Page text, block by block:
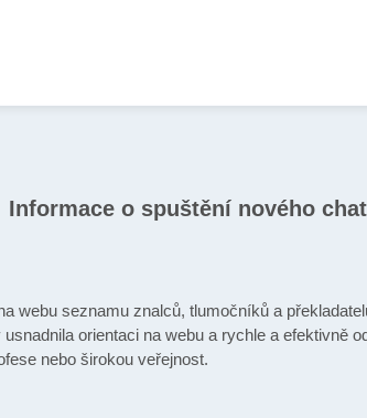
Informace o spuštění nového
webu seznamu znalců, tlumočníků a
orientaci na webu a rychle a efektivně
nebo širokou veřejnost.